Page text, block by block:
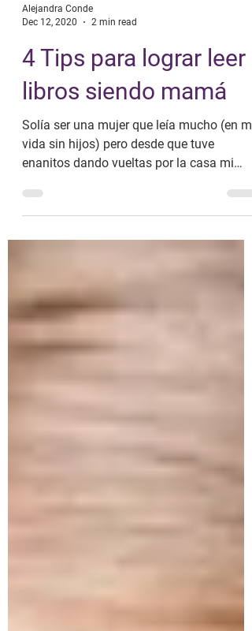
Dec 12, 2020
2 min read
4 Tips para lograr leer
libros siendo mamá
Solía ser una mujer que leía mucho (en mi
enanitos dando vueltas por la casa mi
lectura paso a...